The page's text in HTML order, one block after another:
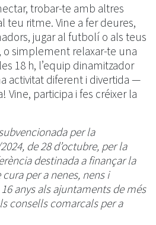
trobar-te amb altres
teu ritme. Vine a fer deures,
jugar al futbolí o als teus
o simplement relaxar-te una
18 h, l’equip dinamitzador
activitat diferent i divertida —
Vine, participa i fes créixer la
per la
de 28 d’octubre, per la
destinada a finançar la
per a nenes, nens i
anys als ajuntaments de més
consells comarcals per a